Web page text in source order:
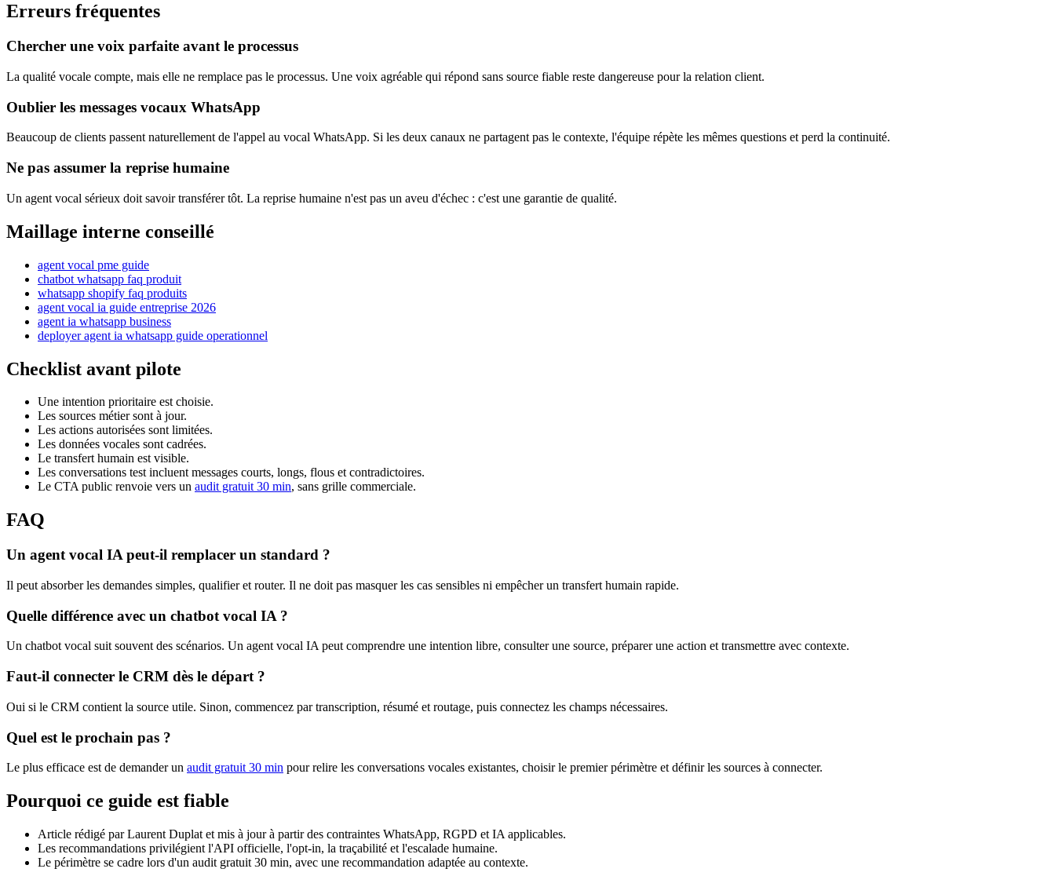
Erreurs fréquentes
Chercher une voix parfaite avant le processus
La qualité vocale compte, mais elle ne remplace pas le processus. Une voix agréable qui répond sans source fiable reste dangereuse pour la relation client.
Oublier les messages vocaux WhatsApp
Beaucoup de clients passent naturellement de l'appel au vocal WhatsApp. Si les deux canaux ne partagent pas le contexte, l'équipe répète les mêmes questions et perd la continuité.
Ne pas assumer la reprise humaine
Un agent vocal sérieux doit savoir transférer tôt. La reprise humaine n'est pas un aveu d'échec : c'est une garantie de qualité.
Maillage interne conseillé
agent vocal pme guide
chatbot whatsapp faq produit
whatsapp shopify faq produits
agent vocal ia guide entreprise 2026
agent ia whatsapp business
deployer agent ia whatsapp guide operationnel
Checklist avant pilote
Une intention prioritaire est choisie.
Les sources métier sont à jour.
Les actions autorisées sont limitées.
Les données vocales sont cadrées.
Le transfert humain est visible.
Les conversations test incluent messages courts, longs, flous et contradictoires.
Le CTA public renvoie vers un audit gratuit 30 min, sans grille commerciale.
FAQ
Un agent vocal IA peut-il remplacer un standard ?
Il peut absorber les demandes simples, qualifier et router. Il ne doit pas masquer les cas sensibles ni empêcher un transfert humain rapide.
Quelle différence avec un chatbot vocal IA ?
Un chatbot vocal suit souvent des scénarios. Un agent vocal IA peut comprendre une intention libre, consulter une source, préparer une action et transmettre avec contexte.
Faut-il connecter le CRM dès le départ ?
Oui si le CRM contient la source utile. Sinon, commencez par transcription, résumé et routage, puis connectez les champs nécessaires.
Quel est le prochain pas ?
Le plus efficace est de demander un audit gratuit 30 min pour relire les conversations vocales existantes, choisir le premier périmètre et définir les sources à connecter.
Pourquoi ce guide est fiable
Article rédigé par Laurent Duplat et mis à jour à partir des contraintes WhatsApp, RGPD et IA applicables.
Les recommandations privilégient l'API officielle, l'opt-in, la traçabilité et l'escalade humaine.
Le périmètre se cadre lors d'un audit gratuit 30 min, avec une recommandation adaptée au contexte.